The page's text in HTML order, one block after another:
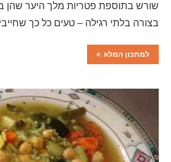
שורש בתוספת פטריות מלך היער שהן
בצורה בלתי רגילה – טעים כל כך
למתכון המלא